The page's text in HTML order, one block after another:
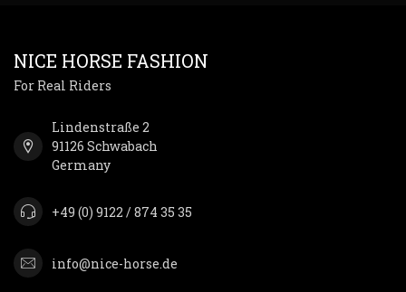
NICE HORSE FASHION
For Real Riders
Lindenstraße 2
91126 Schwabach
Germany
+49 (0) 9122 / 874 35 35
info@nice-horse.de